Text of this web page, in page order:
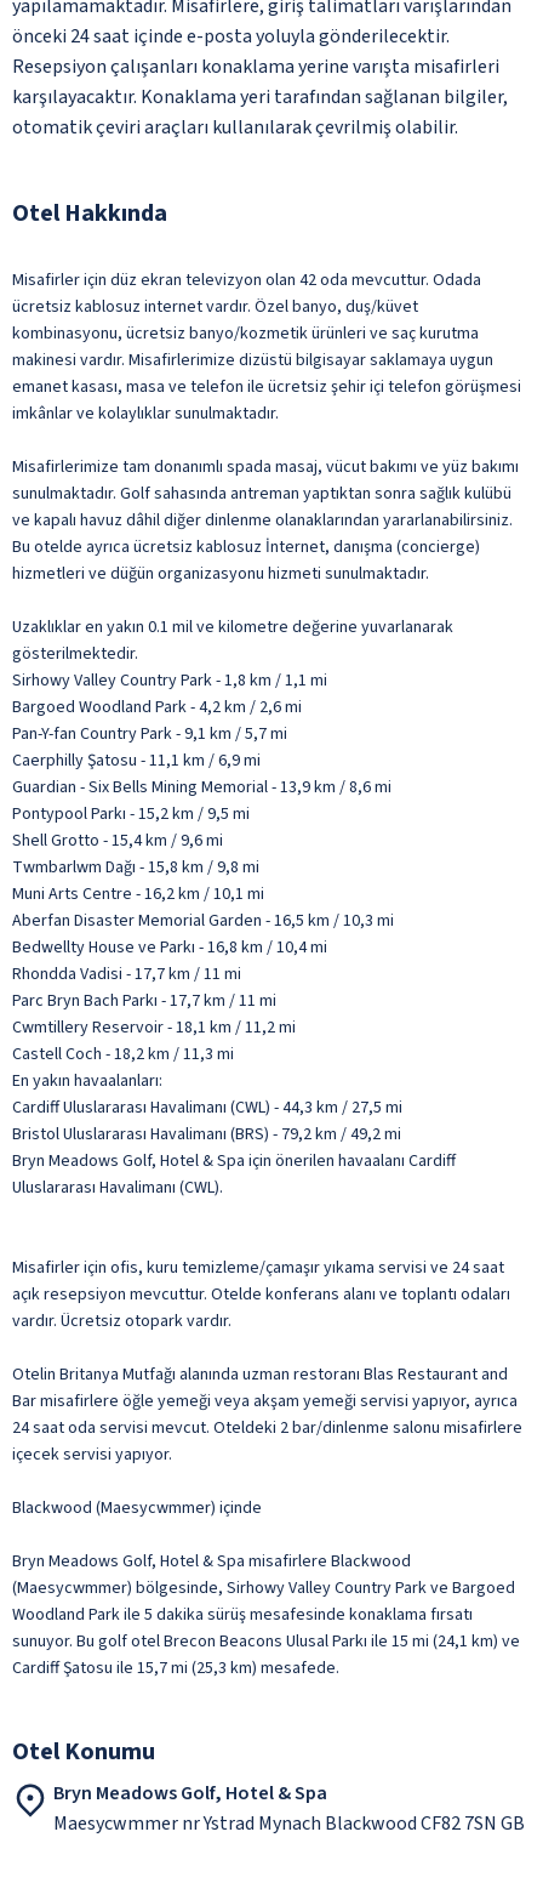
yapılamamaktadır. Misafirlere, giriş talimatları varışlarından
önceki 24 saat içinde e-posta yoluyla gönderilecektir.
Resepsiyon çalışanları konaklama yerine varışta misafirleri
karşılayacaktır. Konaklama yeri tarafından sağlanan bilgiler,
otomatik çeviri araçları kullanılarak çevrilmiş olabilir.
Otel Hakkında
Misafirler için düz ekran televizyon olan 42 oda mevcuttur. Odada
ücretsiz kablosuz internet vardır. Özel banyo, duş/küvet
kombinasyonu, ücretsiz banyo/kozmetik ürünleri ve saç kurutma
makinesi vardır. Misafirlerimize dizüstü bilgisayar saklamaya uygun
emanet kasası, masa ve telefon ile ücretsiz şehir içi telefon görüşmesi
imkânlar ve kolaylıklar sunulmaktadır.
Misafirlerimize tam donanımlı spada masaj, vücut bakımı ve yüz bakımı
sunulmaktadır. Golf sahasında antreman yaptıktan sonra sağlık kulübü
ve kapalı havuz dâhil diğer dinlenme olanaklarından yararlanabilirsiniz.
Bu otelde ayrıca ücretsiz kablosuz İnternet, danışma (concierge)
hizmetleri ve düğün organizasyonu hizmeti sunulmaktadır.
Uzaklıklar en yakın 0.1 mil ve kilometre değerine yuvarlanarak
gösterilmektedir.
Sirhowy Valley Country Park - 1,8 km / 1,1 mi
Bargoed Woodland Park - 4,2 km / 2,6 mi
Pan-Y-fan Country Park - 9,1 km / 5,7 mi
Caerphilly Şatosu - 11,1 km / 6,9 mi
Guardian - Six Bells Mining Memorial - 13,9 km / 8,6 mi
Pontypool Parkı - 15,2 km / 9,5 mi
Shell Grotto - 15,4 km / 9,6 mi
Twmbarlwm Dağı - 15,8 km / 9,8 mi
Muni Arts Centre - 16,2 km / 10,1 mi
Aberfan Disaster Memorial Garden - 16,5 km / 10,3 mi
Bedwellty House ve Parkı - 16,8 km / 10,4 mi
Rhondda Vadisi - 17,7 km / 11 mi
Parc Bryn Bach Parkı - 17,7 km / 11 mi
Cwmtillery Reservoir - 18,1 km / 11,2 mi
Castell Coch - 18,2 km / 11,3 mi
En yakın havaalanları:
Cardiff Uluslararası Havalimanı (CWL) - 44,3 km / 27,5 mi
Bristol Uluslararası Havalimanı (BRS) - 79,2 km / 49,2 mi
Bryn Meadows Golf, Hotel & Spa için önerilen havaalanı Cardiff
Uluslararası Havalimanı (CWL).
Misafirler için ofis, kuru temizleme/çamaşır yıkama servisi ve 24 saat
açık resepsiyon mevcuttur. Otelde konferans alanı ve toplantı odaları
vardır. Ücretsiz otopark vardır.
Otelin Britanya Mutfağı alanında uzman restoranı Blas Restaurant and
Bar misafirlere öğle yemeği veya akşam yemeği servisi yapıyor, ayrıca
24 saat oda servisi mevcut. Oteldeki 2 bar/dinlenme salonu misafirlere
içecek servisi yapıyor.
Blackwood (Maesycwmmer) içinde
Bryn Meadows Golf, Hotel & Spa misafirlere Blackwood
(Maesycwmmer) bölgesinde, Sirhowy Valley Country Park ve Bargoed
Woodland Park ile 5 dakika sürüş mesafesinde konaklama fırsatı
sunuyor. Bu golf otel Brecon Beacons Ulusal Parkı ile 15 mi (24,1 km) ve
Cardiff Şatosu ile 15,7 mi (25,3 km) mesafede.
Otel Konumu
Bryn Meadows Golf, Hotel & Spa
Maesycwmmer nr Ystrad Mynach Blackwood CF82 7SN GB